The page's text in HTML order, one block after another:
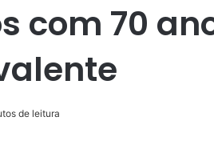
com 70
de leitura